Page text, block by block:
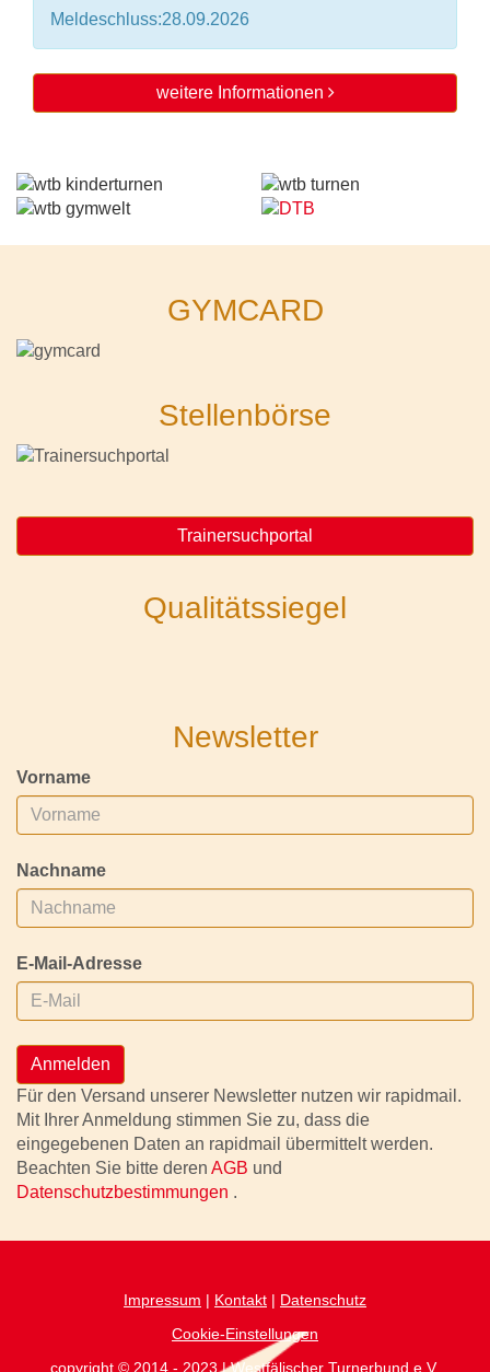
Meldeschluss:28.09.2026
weitere Informationen
GYMCARD
Stellenbörse
Trainersuchportal
Qualitätssiegel
Newsletter
Vorname
Nachname
E-Mail-Adresse
Anmelden
Für den Versand unserer Newsletter nutzen wir rapidmail.
Mit Ihrer Anmeldung stimmen Sie zu, dass die
eingegebenen Daten an rapidmail übermittelt werden.
Beachten Sie bitte deren AGB und
Datenschutzbestimmungen .
Impressum | Kontakt | Datenschutz
Cookie-Einstellungen
copyright © 2014 - 2023 | Westfälischer Turnerbund.e.V.